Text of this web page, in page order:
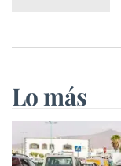
Lo más